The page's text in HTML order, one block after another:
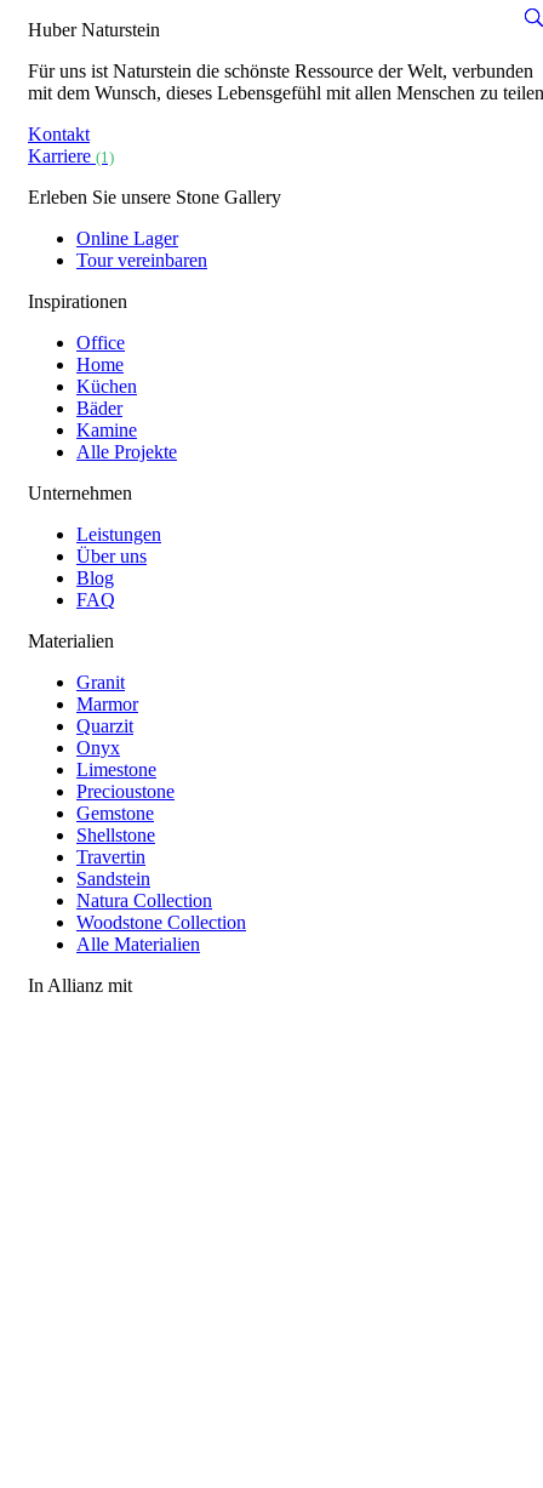
Huber Naturstein
Für uns ist Naturstein die schönste Ressource der Welt, verbunden
mit dem Wunsch, dieses Lebensgefühl mit allen Menschen zu
Kontakt
Karriere (1)
Erleben Sie unsere Stone Gallery
Online Lager
Tour vereinbaren
Inspirationen
Office
Home
Küchen
Bäder
Kamine
Alle Projekte
Unternehmen
Leistungen
Über uns
Blog
FAQ
Materialien
Granit
Marmor
Quarzit
Onyx
Limestone
Precioustone
Gemstone
Shellstone
Travertin
Sandstein
Natura Collection
Woodstone Collection
Alle Materialien
In Allianz mit